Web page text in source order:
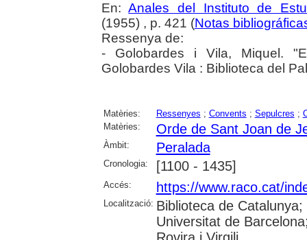
En:Anales del Instituto de
(1955) , p. 421 (Notas
Ressenya de:
- Golobardes i Vila, Miquel.
Golobardes Vila : Biblioteca del
Matèries: Ressenyes ; Convents ; Sepulcres ;
Matèries:
Orde de Sant Joan de
Àmbit: Peralada
Cronologia: [1100 - 1435]
Accés: https://www.raco.cat/
Localització: Biblioteca de
Universitat de